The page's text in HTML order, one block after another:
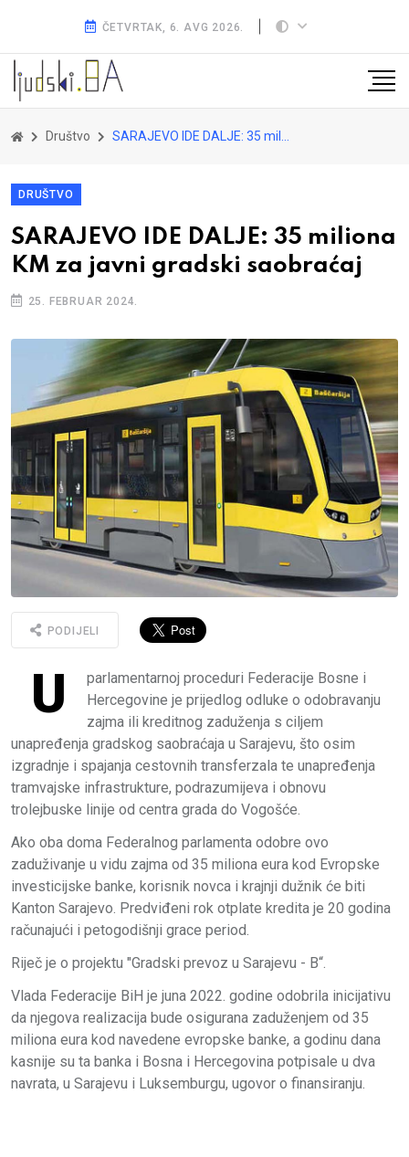
ČETVRTAK, 6. AVG 2026.
Društvo SARAJEVO IDE DALJE: 35 miliona KM za javni gradski saobraćaj
DRUŠTVO
SARAJEVO IDE DALJE: 35 miliona
KM za javni gradski saobraćaj
25. FEBRUAR 2024.
PODIJELI
U
parlamentarnoj proceduri Federacije Bosne i
Hercegovine je prijedlog odluke o odobravanju
zajma ili kreditnog zaduženja s ciljem
unapređenja gradskog saobraćaja u Sarajevu, što osim
izgradnje i spajanja cestovnih transferzala te unapređenja
tramvajske infrastrukture, podrazumijeva i obnovu
trolejbuske linije od centra grada do Vogošće.
Ako oba doma Federalnog parlamenta odobre ovo
zaduživanje u vidu zajma od 35 miliona eura kod Evropske
investicijske banke, korisnik novca i krajnji dužnik će biti
Kanton Sarajevo. Predviđeni rok otplate kredita je 20 godina
računajući i petogodišnji grace period.
Riječ je o projektu "Gradski prevoz u Sarajevu - B“.
Vlada Federacije BiH je juna 2022. godine odobrila inicijativu
da njegova realizacija bude osigurana zaduženjem od 35
miliona eura kod navedene evropske banke, a godinu dana
kasnije su ta banka i Bosna i Hercegovina potpisale u dva
navrata, u Sarajevu i Luksemburgu, ugovor o finansiranju.